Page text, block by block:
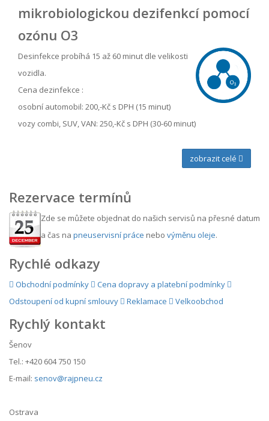
mikrobiologickou dezifenkcí pomocí
ozónu O3
Desinfekce probíhá 15 až 60 minut dle velikosti
vozidla.
Cena dezinfekce :
osobní automobil: 200,-Kč s DPH (15 minut)
vozy combi, SUV, VAN: 250,-Kč s DPH (30-60 minut)
zobrazit celé
Rezervace termínů
Zde se můžete objednat do našich servisů na přesné datum
a čas na pneuservisní práce nebo výměnu oleje.
Rychlé odkazy
Obchodní podmínky
Cena dopravy a platební podmínky
Odstoupení od kupní smlouvy
Reklamace Velkoobchod
Rychlý kontakt
Šenov
Tel.: +420 604 750 150
E-mail: senov@rajpneu.cz
Ostrava